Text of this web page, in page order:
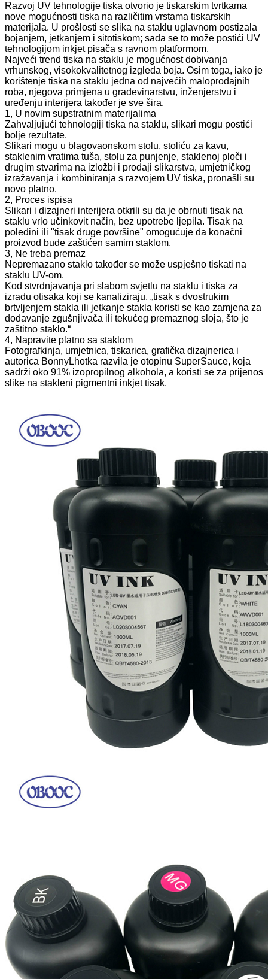
Razvoj UV tehnologije tiska otvorio je tiskarskim tvrtkama
nove mogućnosti tiska na različitim vrstama tiskarskih
materijala. U prošlosti se slika na staklu uglavnom postizala
bojanjem, jetkanjem i sitotiskom; sada se to može postići UV
tehnologijom inkjet pisača s ravnom platformom.
Najveći trend tiska na staklu je mogućnost dobivanja
vrhunskog, visokokvalitetnog izgleda boja. Osim toga, iako je
korištenje tiska na staklu jedna od najvećih maloprodajnih
roba, njegova primjena u građevinarstvu, inženjerstvu i
uređenju interijera također je sve šira.
1, U novim supstratnim materijalima
Zahvaljujući tehnologiji tiska na staklu, slikari mogu postići
bolje rezultate.
Slikari mogu u blagovaonskom stolu, stoliću za kavu,
staklenim vratima tuša, stolu za punjenje, staklenoj ploči i
drugim stvarima na izložbi i prodaji slikarstva, umjetničkog
izražavanja i kombiniranja s razvojem UV tiska, pronašli su
novo platno.
2, Proces ispisa
Slikari i dizajneri interijera otkrili su da je obrnuti tisak na
staklu vrlo učinkovit način, bez upotrebe ljepila. Tisak na
poleđini ili "tisak druge površine" omogućuje da konačni
proizvod bude zaštićen samim staklom.
3, Ne treba premaz
Nepremazano staklo također se može uspješno tiskati na
staklu UV-om.
Kod stvrdnjavanja pri slabom svjetlu na staklu i tiska za
izradu otisaka koji se kanaliziraju, „tisak s dvostrukim
brtvljenjem stakla ili jetkanje stakla koristi se kao zamjena za
dodavanje zgušnjivača ili tekućeg premaznog sloja, što je
zaštitno staklo.“
4, Napravite platno sa staklom
Fotografkinja, umjetnica, tiskarica, grafička dizajnerica i
autorica BonnyLhotka razvila je otopinu SuperSauce, koja
sadrži oko 91% izopropilnog alkohola, a koristi se za prijenos
slike na stakleni pigmentni inkjet tisak.